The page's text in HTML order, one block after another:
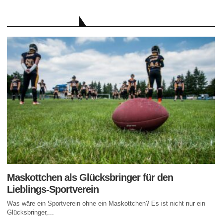
Maskottchen als Glücksbringer für den
Lieblings-Sportverein
Was wäre ein Sportverein ohne ein Maskottchen? Es ist nicht nur ein
Glücksbringer,...